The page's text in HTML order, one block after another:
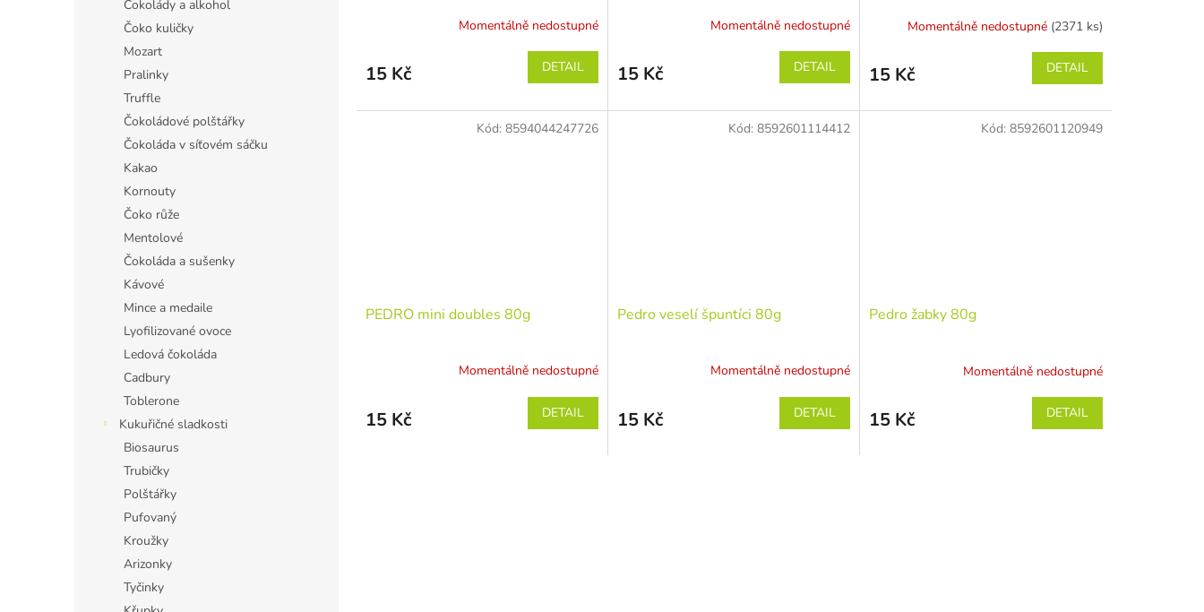
Čokolády a alkohol
Čoko kuličky
Mozart
Pralinky
Truffle
Čokoládové polštářky
Čokoláda v síťovém sáčku
Kakao
Kornouty
Čoko růže
Mentolové
Čokoláda a sušenky
Kávové
Mince a medaile
Lyofilizované ovoce
Ledová čokoláda
Cadbury
Toblerone
Kukuřičné sladkosti
Biosaurus
Trubičky
Polštářky
Pufovaný
Kroužky
Arizonky
Tyčinky
Momentálně nedostupné
15 Kč DETAIL
Momentálně nedostupné
15 Kč DETAIL
Momentálně nedostupné (2371 ks)
15 Kč DETAIL
PEDRO mini doubles 80g
Momentálně nedostupné
15 Kč DETAIL
Kód: 8594044247726
Pedro veselí špuntíci 80g
Momentálně nedostupné
15 Kč DETAIL
Kód: 8592601114412
Pedro žabky 80g
Momentálně nedostupné
15 Kč DETAIL
Kód: 8592601120949